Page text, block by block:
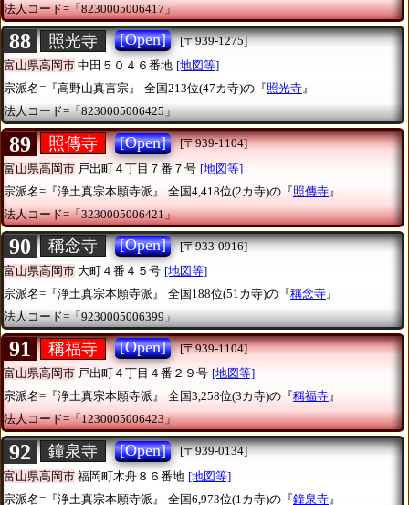
法人コード=「8230005006417」
88 照光寺 [Open]
[〒939-1275]
富山県高岡市 中田５０４６番地 [地図等]
宗派名=『高野山真言宗』
全国213位(47カ寺)の『照光寺』
法人コード=「8230005006425」
89 照傳寺 [Open]
[〒939-1104]
富山県高岡市 戸出町４丁目７番７号 [地図等]
宗派名=『浄土真宗本願寺派』
全国4,418位(2カ寺)の『照傳寺 』
法人コード=「3230005006421」
90 稱念寺 [Open]
[〒933-0916]
富山県高岡市 大町４番４５号 [地図等]
宗派名=『浄土真宗本願寺派』
全国188位(51カ寺)の『稱念寺 』
法人コード=「9230005006399」
91 稱福寺 [Open]
[〒939-1104]
富山県高岡市 戸出町４丁目４番２９号 [地図等]
宗派名=『浄土真宗本願寺派』
全国3,258位(3カ寺)の『稱福寺』
法人コード=「1230005006423」
92 鐘泉寺 [Open]
[〒939-0134]
富山県高岡市 福岡町木舟８６番地 [地図等]
宗派名=『浄土真宗本願寺派』
全国6,973位(1カ寺)の『鐘泉寺 』